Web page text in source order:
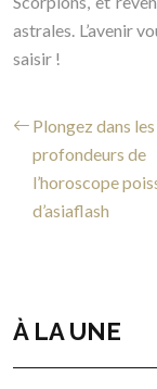
astrales. L’avenir
saisir !
Plongez dans les
profondeurs de
l’horoscope
d’asiaflash
À LA UNE